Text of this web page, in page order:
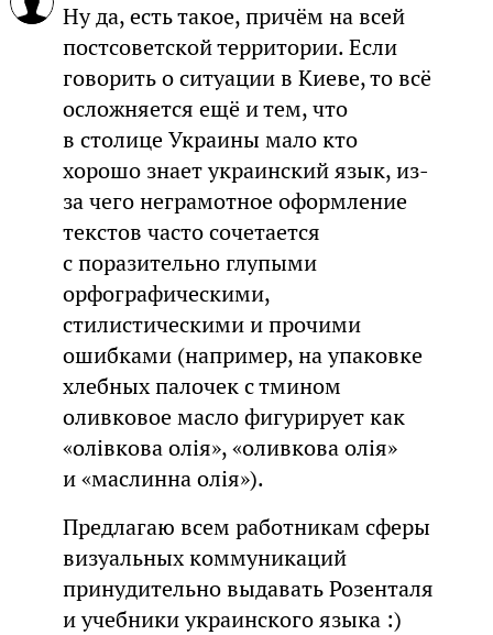
Ну да, есть такое, причём на всей
постсоветской территории. Если
говорить о ситуации в Киеве, то всё
осложняется ещё и тем, что
в столице Украины мало кто
хорошо знает украинский язык, из-
за чего неграмотное оформление
текстов часто сочетается
с поразительно глупыми
орфографическими,
стилистическими и прочими
ошибками (например, на упаковке
хлебных палочек с тмином
оливковое масло фигурирует как
«олівкова олія», «оливкова олія»
и «маслинна олія»).
Предлагаю всем работникам сферы
визуальных коммуникаций
принудительно выдавать Розенталя
и учебники украинского языка :)